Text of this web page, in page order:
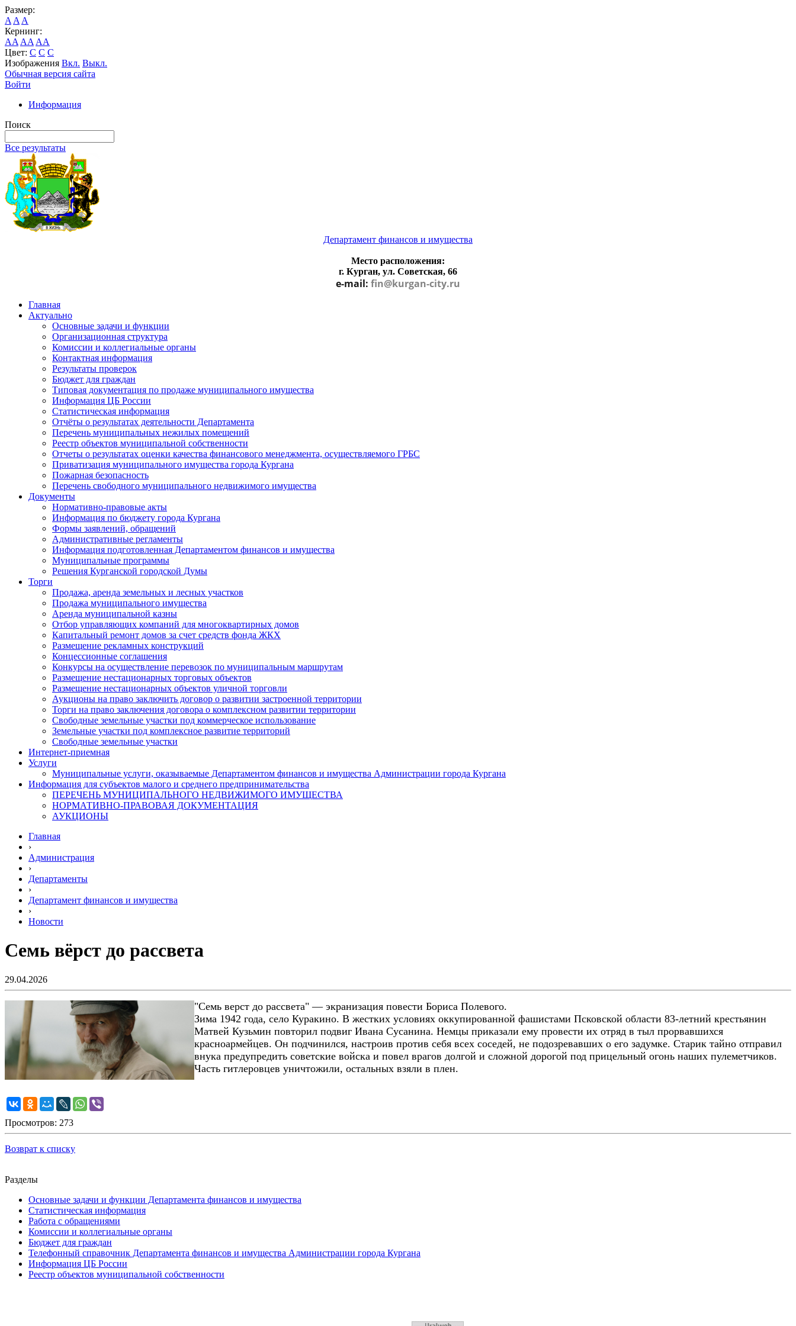
Размер:
A A A
Кернинг:
AA AA AA
Цвет: C C C
Изображения Вкл. Выкл.
Обычная версия сайта
Войти
Информация
Поиск
Все результаты
Департамент финансов и имущества
Место расположения:
г. Курган, ул. Советская, 66
e-mail: fin@kurgan-city.ru
Главная
Актуально
Основные задачи и функции
Организационная структура
Комиссии и коллегиальные органы
Контактная информация
Результаты проверок
Бюджет для граждан
Типовая документация по продаже муниципального имущества
Информация ЦБ России
Статистическая информация
Отчёты о результатах деятельности Департамента
Перечень муниципальных нежилых помещений
Реестр объектов муниципальной собственности
Отчеты о результатах оценки качества финансового менеджмента, осуществляемого ГРБС
Приватизация муниципального имущества города Кургана
Пожарная безопасность
Перечень свободного муниципального недвижимого имущества
Документы
Нормативно-правовые акты
Информация по бюджету города Кургана
Формы заявлений, обращений
Административные регламенты
Информация подготовленная Департаментом финансов и имущества
Муниципальные программы
Решения Курганской городской Думы
Торги
Продажа, аренда земельных и лесных участков
Продажа муниципального имущества
Аренда муниципальной казны
Отбор управляющих компаний для многоквартирных домов
Капитальный ремонт домов за счет средств фонда ЖКХ
Размещение рекламных конструкций
Концессионные соглашения
Конкурсы на осуществление перевозок по муниципальным маршрутам
Размещение нестационарных торговых объектов
Размещение нестационарных объектов уличной торговли
Аукционы на право заключить договор о развитии застроенной территории
Торги на право заключения договора о комплексном развитии территории
Свободные земельные участки под коммерческое использование
Земельные участки под комплексное развитие территорий
Свободные земельные участки
Интернет-приемная
Услуги
Муниципальные услуги, оказываемые Департаментом финансов и имущества Администрации города Кургана
Информация для субъектов малого и среднего предпринимательства
ПЕРЕЧЕНЬ МУНИЦИПАЛЬНОГО НЕДВИЖИМОГО ИМУЩЕСТВА
НОРМАТИВНО-ПРАВОВАЯ ДОКУМЕНТАЦИЯ
АУКЦИОНЫ
Главная
›
Администрация
›
Департаменты
›
Департамент финансов и имущества
›
Новости
Семь вёрст до рассвета
29.04.2026
"Семь верст до рассвета" — экранизация повести Бориса Полевого.
Зима 1942 года, село Куракино. В жестких условиях оккупированной фашистами Псковской области 83-летний крестьянин
Матвей Кузьмин повторил подвиг Ивана Сусанина. Немцы приказали ему провести их отряд в тыл прорвавшихся
красноармейцев. Он подчинился, настроив против себя всех соседей, не подозревавших о его задумке. Старик тайно отправил
внука предупредить советские войска и повел врагов долгой и сложной дорогой под прицельный огонь наших пулеметчиков.
Часть гитлеровцев уничтожили, остальных взяли в плен.
Просмотров: 273
Возврат к списку
Разделы
Основные задачи и функции Департамента финансов и имущества
Статистическая информация
Работа с обращениями
Комиссии и коллегиальные органы
Бюджет для граждан
Телефонный справочник Департамента финансов и имущества Администрации города Кургана
Информация ЦБ России
Реестр объектов муниципальной собственности